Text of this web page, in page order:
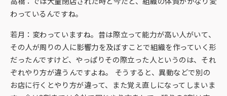
わっているんですね。
若月：変わっていますね。昔は際立って能力が高い人がいて、
その人が周りの人に影響力を及ぼすことで組織を作っていく形
だったんですけど、やっぱりその際立った人というのは、それ
ぞれやり方が違うんですよね。 そうすると、異動などで別の
お店に行くとやり方が違って、また覚え直しになってしまいま